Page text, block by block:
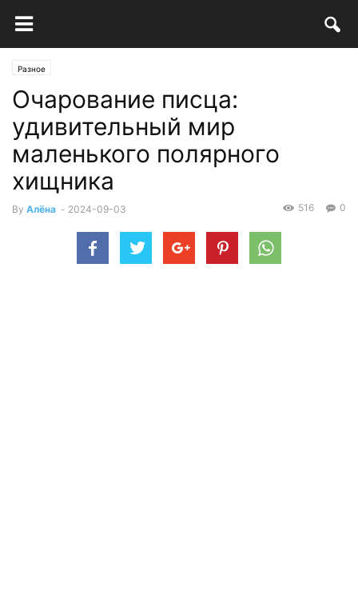
Разное
Очарование писца:
удивительный мир
маленького полярного
хищника
By Алёна - 2024-09-03 0
516